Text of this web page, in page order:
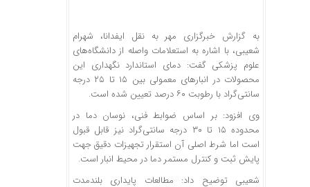
به گزارش خبرگزاری مهر به نقل ایفدانا، شهرام
شعیبی، با اشاره به استعلامات واصله از دانشگاه‌های
علوم پزشکی گفت: دمای استاندارد نگهداری این
محصولات در انبارهای معمولی بین ۱۵ تا ۲۵ درجه
سانتی‌گراد با رطوبت ۶۰ درصد تعیین شده است.
وی افزود: بر اساس ضوابط فنی، نوسان دما در
محدوده ۱۵ تا ۳۰ درجه سانتی‌گراد نیز قابل قبول
است اما شرط اصلی آن استقرار تجهیزات دقیق جهت
پایش ثبت و کنترل مستمر دما در محیط انبار است.
شعیبی توضیح داد: مطالعات پایداری بلندمدت